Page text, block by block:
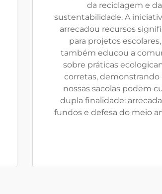
da reciclagem e da
sustentabilidade. A
arrecadou recursos
para projetos
também educou a
sobre práticas
corretas, demonstrando
nossas sacolas podem
dupla finalidade:
fundos e defesa do meio